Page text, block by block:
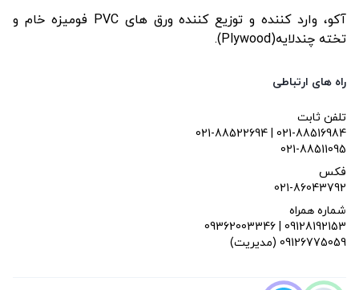
آکو، وارد کننده و توزیع کننده ورق های PVC فومیزه خام و
تخته چندلایه(Plywood).
راه های ارتباطی
تلفن ثابت
021-88522694 | 021-88516984
021-88511095
فکس
021-86043792
شماره همراه
09362003346 | 09128192153
(مدیریت) 09126775059